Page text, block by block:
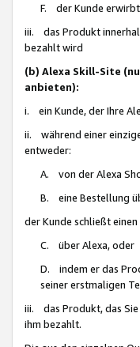
F. der Kunde
iii. das Produkt
bezahlt wird
(b) Alexa Skill-Site
anbieten):
i. ein Kunde, der Ihre
ii. während einer
entweder:
A. von der Alexa
B. eine Bestellung
der Kunde schließt
C. über Alexa, oder
D. indem er das
seiner erstmaligen
iii. das Produkt, das Sie
ihm bezahlt.